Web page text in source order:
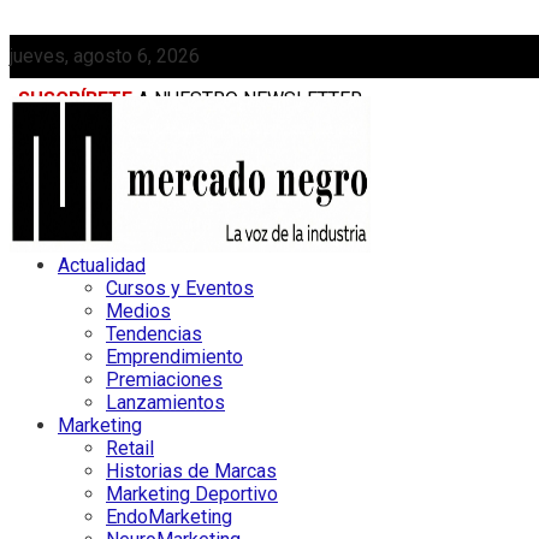
jueves, agosto 6, 2026
SUSCRÍBETE A NUESTRO NEWSLETTER
MEDIAKIT
Actualidad
Cursos y Eventos
Medios
Tendencias
Emprendimiento
Premiaciones
Lanzamientos
Marketing
Retail
Historias de Marcas
Marketing Deportivo
EndoMarketing